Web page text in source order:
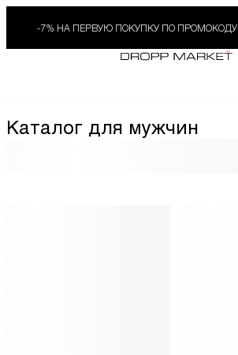
-7% НА ПЕРВУЮ ПОКУПКУ ПО ПРОМОКОДУ
Каталог для мужчин